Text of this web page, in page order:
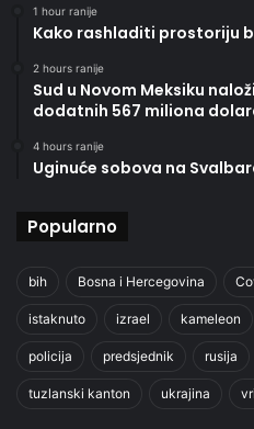
1 hour ranije
Kako rashladiti prostoriju
2 hours ranije
Sud u Novom Meksiku
dodatnih 567 miliona
4 hours ranije
Uginuće sobova na
Popularno
bih Bosna i Hercegovina
istaknuto izrael kameleon
policija predsjednik rusija
tuzlanski kanton ukrajina